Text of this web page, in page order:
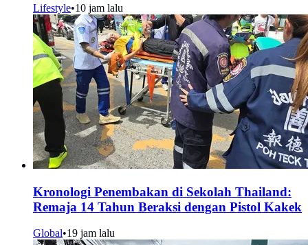
Lifestyle•10 jam lalu
Kronologi Penembakan di Sekolah Thailand:
Remaja 14 Tahun Beraksi dengan Pistol Kakek
Global•19 jam lalu